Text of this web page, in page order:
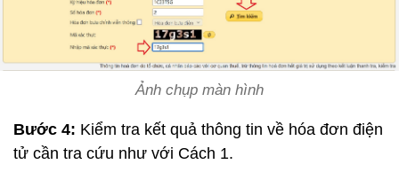
Ảnh chụp màn hình
Bước 4: Kiểm tra kết quả thông tin về hóa đơn điện
tử cần tra cứu như với Cách 1.